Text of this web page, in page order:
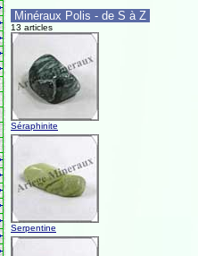
Minéraux Polis - de S à Z
13 articles
Séraphinite
Serpentine